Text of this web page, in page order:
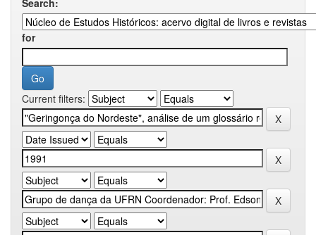
Search:
for
Current filters: